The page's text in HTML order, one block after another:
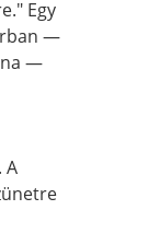
Egy
—
—
A